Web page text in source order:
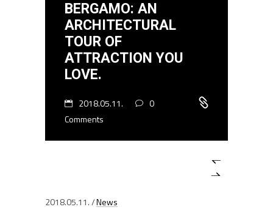
BERGAMO: AN
ARCHITECTURAL
TOUR OF
ATTRACTION YOU
LOVE.
2018.05.11.
0
Comments
2018.05.11. News